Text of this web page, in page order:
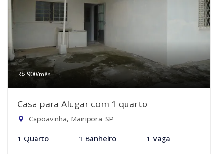
R$ 900/mês
Casa para Alugar com 1 quarto
Capoavinha, Mairiporã-SP
1 Quarto 1 Banheiro 1 Vaga